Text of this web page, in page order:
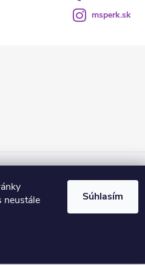
neustále
Súhlasím
msperk.sk
Obrúčky a